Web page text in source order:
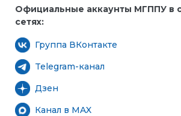
Официальные аккаунты МГППУ в
сетях:
Группа ВКонтакте
Telegram-канал
Дзен
Канал в MAX